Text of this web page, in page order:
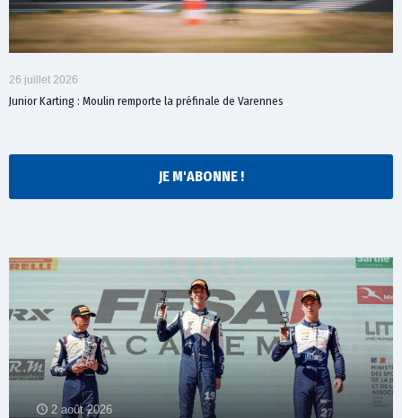
26 juillet 2026
Junior Karting : Moulin remporte la préfinale de Varennes
JE M'ABONNE !
2 août 2026